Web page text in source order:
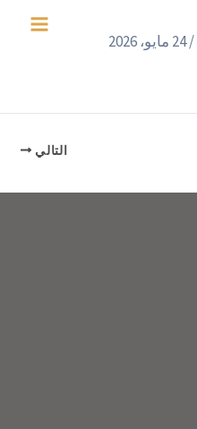
/24 مايو، 2026
التالي